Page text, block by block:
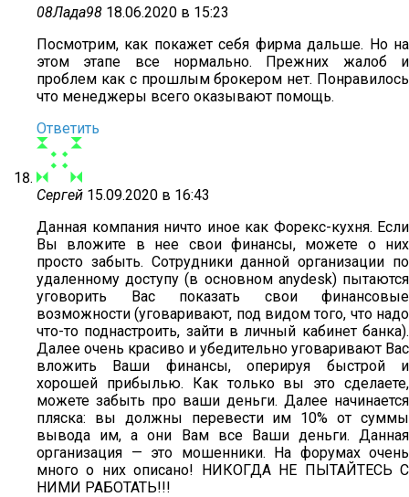
08Лада98 18.06.2020 в 15:23
Посмотрим, как покажет себя фирма дальше. Но на
этом этапе все нормально. Прежних жалоб и
проблем как с прошлым брокером нет. Понравилось
что менеджеры всего оказывают помощь.
Ответить
Сергей 15.09.2020 в 16:43
Данная компания ничто иное как Форекс-кухня. Если
Вы вложите в нее свои финансы, можете о них
просто забыть. Сотрудники данной организации по
удаленному доступу (в основном anydesk) пытаются
уговорить Вас показать свои финансовые
возможности (уговаривают, под видом того, что надо
что-то поднастроить, зайти в личный кабинет банка).
Далее очень красиво и убедительно уговаривают Вас
вложить Ваши финансы, оперируя быстрой и
хорошей прибылью. Как только вы это сделаете,
можете забыть про ваши деньги. Далее начинается
пляска: вы должны перевести им 10% от суммы
вывода им, а они Вам все Ваши деньги. Данная
организация — это мошенники. На форумах очень
много о них описано! НИКОГДА НЕ ПЫТАЙТЕСЬ С
НИМИ РАБОТАТЬ!!!